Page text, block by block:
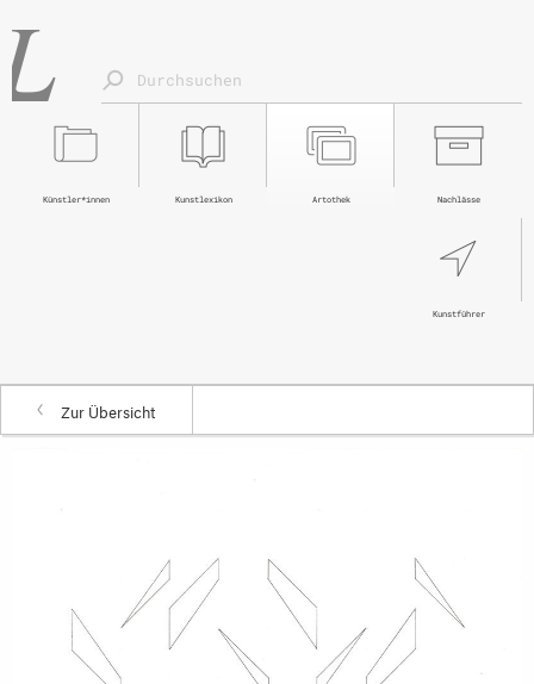
Nachlässe
Artothek
Kunstlexikon
Künstler*innen
Kunstführer
Zur Übersicht